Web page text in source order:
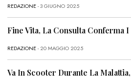
REDAZIONE- 3 GIUGNO 2025
Fine Vita, La Consulta Conferma I
REDAZIONE- 20 MAGGIO 2025
Va In Scooter Durante La